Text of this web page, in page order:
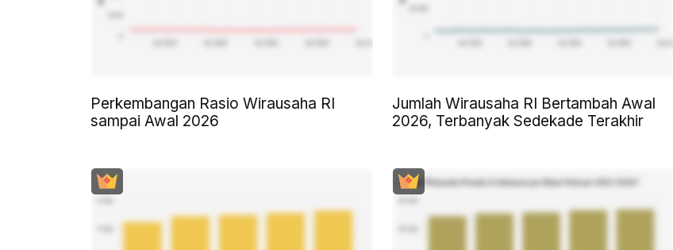
Perkembangan Rasio Wirausaha RI
sampai Awal 2026
Jumlah Wirausaha RI Bertambah Awal
2026, Terbanyak Sedekade Terakhir